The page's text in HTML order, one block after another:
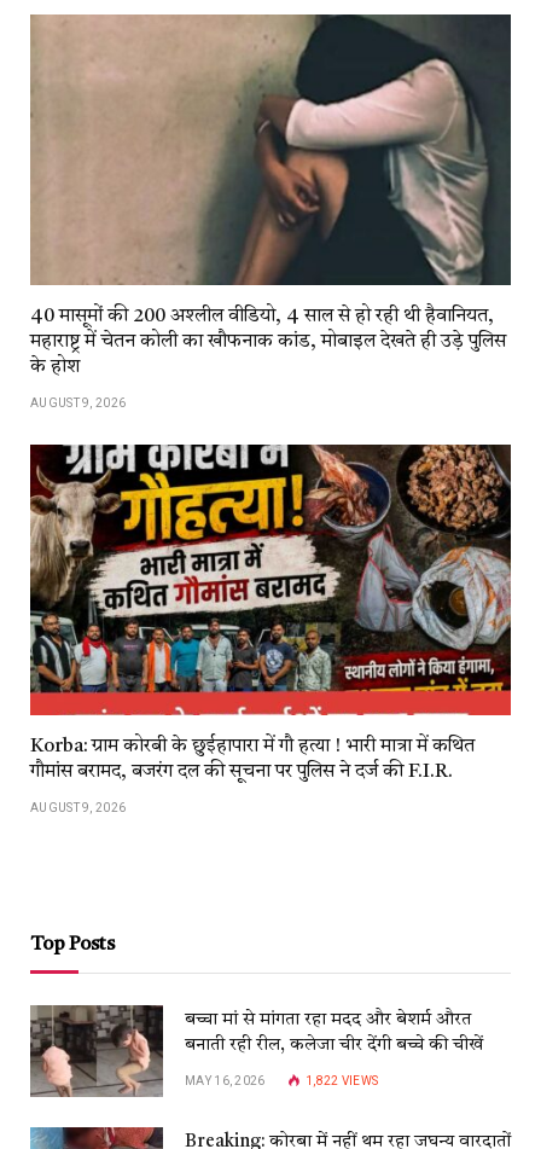
40 मासूमों की 200 अश्लील वीडियो, 4 साल से हो रही थी हैवानियत,
महाराष्ट्र में चेतन कोली का खौफनाक कांड, मोबाइल देखते ही उड़े पुलिस
के होश
AUGUST 9, 2026
Korba: ग्राम कोरबी के छुईहापारा में गौ हत्या ! भारी मात्रा में कथित
गौमांस बरामद, बजरंग दल की सूचना पर पुलिस ने दर्ज की F.I.R.
AUGUST 9, 2026
Top Posts
बच्चा मां से मांगता रहा मदद और बेशर्म औरत
बनाती रही रील, कलेजा चीर देंगी बच्चे की चीखें
MAY 16, 2026 1,822 VIEWS
Breaking: कोरबा में नहीं थम रहा जघन्य वारदातों